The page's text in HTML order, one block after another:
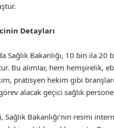
Detayları
Sağlık Bakanlığı, 10 bin ila 20
Bu alımlar, hem hemşirelik,
pratisyen hekim gibi
alacak geçici sağlık
Sağlık Bakanlığı’nın resmi